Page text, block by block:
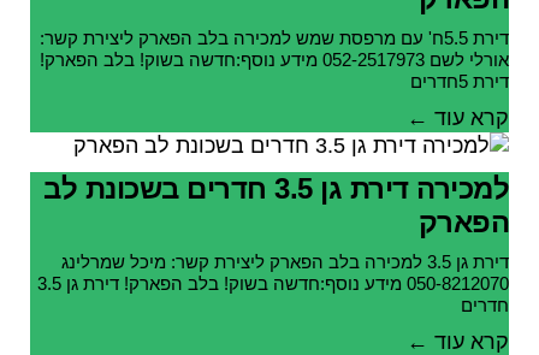
דירת 5.5ח' עם מרפסת שמש למכירה בלב הפארק ליצירת קשר:
אורלי לשם 052-2517973 מידע נוסף:חדשה בשוק! בלב הפארק!
דירת 5חדרים
קרא עוד ←
למכירה דירת גן 3.5 חדרים בשכונת לב
הפארק
דירת גן 3.5 למכירה בלב הפארק ליצירת קשר: מיכל שמרלינג
050-8212070 מידע נוסף:חדשה בשוק! בלב הפארק! דירת גן 3.5
חדרים
קרא עוד ←